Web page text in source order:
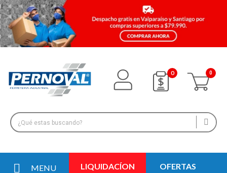
0
MENU LIQUIDACÍON OFERTAS